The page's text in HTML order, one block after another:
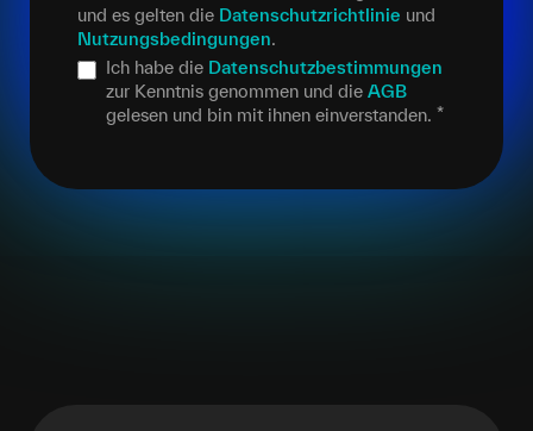
und es gelten die Datenschutzrichtlinie und
Nutzungsbedingungen.
Ich habe die Datenschutzbestimmungen
zur Kenntnis genommen und die AGB
gelesen und bin mit ihnen einverstanden. *